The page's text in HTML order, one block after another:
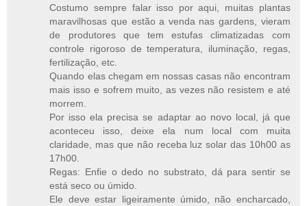
Costumo sempre falar isso por aqui, muitas plantas
maravilhosas que estão a venda nas gardens, vieram
de produtores que tem estufas climatizadas com
controle rigoroso de temperatura, iluminação, regas,
fertilização, etc.
Quando elas chegam em nossas casas não encontram
mais isso e sofrem muito, as vezes não resistem e até
morrem.
Por isso ela precisa se adaptar ao novo local, já que
aconteceu isso, deixe ela num local com muita
claridade, mas que não receba luz solar das 10h00 as
17h00.
Regas: Enfie o dedo no substrato, dá para sentir se
está seco ou úmido.
Ele deve estar ligeiramente úmido, não encharcado,